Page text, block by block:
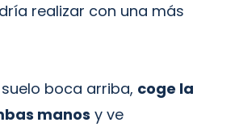
realizar con una más
boca arriba, coge la
manos y ve